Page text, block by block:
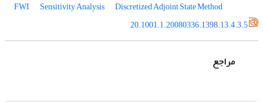
FWI
Sensitivity Analysis
Discretized Adjoint State Method
20.1001.1.20080336.1398.13.4.3.5
مراجع